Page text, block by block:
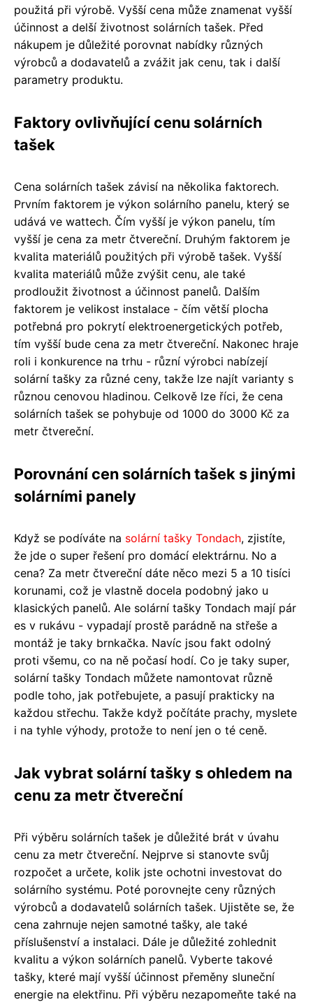
použitá při výrobě. Vyšší cena může znamenat vyšší
účinnost a delší životnost solárních tašek. Před
nákupem je důležité porovnat nabídky různých
výrobců a dodavatelů a zvážit jak cenu, tak i další
parametry produktu.
Faktory ovlivňující cenu solárních
tašek
Cena solárních tašek závisí na několika faktorech.
Prvním faktorem je výkon solárního panelu, který se
udává ve wattech. Čím vyšší je výkon panelu, tím
vyšší je cena za metr čtvereční. Druhým faktorem je
kvalita materiálů použitých při výrobě tašek. Vyšší
kvalita materiálů může zvýšit cenu, ale také
prodloužit životnost a účinnost panelů. Dalším
faktorem je velikost instalace - čím větší plocha
potřebná pro pokrytí elektroenergetických potřeb,
tím vyšší bude cena za metr čtvereční. Nakonec hraje
roli i konkurence na trhu - různí výrobci nabízejí
solární tašky za různé ceny, takže lze najít varianty s
různou cenovou hladinou. Celkově lze říci, že cena
solárních tašek se pohybuje od 1000 do 3000 Kč za
metr čtvereční.
Porovnání cen solárních tašek s jinými
solárními panely
Když se podíváte na solární tašky Tondach, zjistíte,
že jde o super řešení pro domácí elektrárnu. No a
cena? Za metr čtvereční dáte něco mezi 5 a 10 tisíci
korunami, což je vlastně docela podobný jako u
klasických panelů. Ale solární tašky Tondach mají pár
es v rukávu - vypadají prostě parádně na střeše a
montáž je taky brnkačka. Navíc jsou fakt odolný
proti všemu, co na ně počasí hodí. Co je taky super,
solární tašky Tondach můžete namontovat různě
podle toho, jak potřebujete, a pasují prakticky na
každou střechu. Takže když počítáte prachy, myslete
i na tyhle výhody, protože to není jen o té ceně.
Jak vybrat solární tašky s ohledem na
cenu za metr čtvereční
Při výběru solárních tašek je důležité brát v úvahu
cenu za metr čtvereční. Nejprve si stanovte svůj
rozpočet a určete, kolik jste ochotni investovat do
solárního systému. Poté porovnejte ceny různých
výrobců a dodavatelů solárních tašek. Ujistěte se, že
cena zahrnuje nejen samotné tašky, ale také
příslušenství a instalaci. Dále je důležité zohlednit
kvalitu a výkon solárních panelů. Vyberte takové
tašky, které mají vyšší účinnost přeměny sluneční
energie na elektřinu. Při výběru nezapomeňte také na